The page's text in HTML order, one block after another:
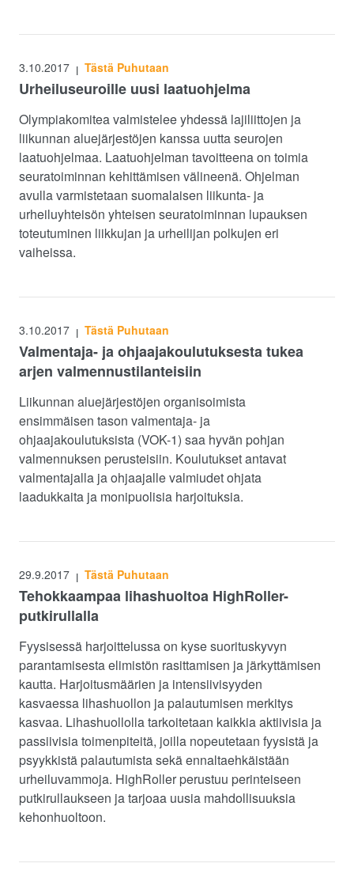
3.10.2017 | Tästä Puhutaan
Urheiluseuroille uusi laatuohjelma
Olympiakomitea valmistelee yhdessä lajiliittojen ja
liikunnan aluejärjestöjen kanssa uutta seurojen
laatuohjelmaa. Laatuohjelman tavoitteena on toimia
seuratoiminnan kehittämisen välineenä. Ohjelman
avulla varmistetaan suomalaisen liikunta- ja
urheiluyhteisön yhteisen seuratoiminnan lupauksen
toteutuminen liikkujan ja urheilijan polkujen eri
vaiheissa.
3.10.2017 | Tästä Puhutaan
Valmentaja- ja ohjaajakoulutuksesta tukea
arjen valmennustilanteisiin
Liikunnan aluejärjestöjen organisoimista
ensimmäisen tason valmentaja- ja
ohjaajakoulutuksista (VOK-1) saa hyvän pohjan
valmennuksen perusteisiin. Koulutukset antavat
valmentajalla ja ohjaajalle valmiudet ohjata
laadukkaita ja monipuolisia harjoituksia.
29.9.2017 | Tästä Puhutaan
Tehokkaampaa lihashuoltoa HighRoller-
putkirullalla
Fyysisessä harjoittelussa on kyse suorituskyvyn
parantamisesta elimistön rasittamisen ja järkyttämisen
kautta. Harjoitusmäärien ja intensiivisyyden
kasvaessa lihashuollon ja palautumisen merkitys
kasvaa. Lihashuollolla tarkoitetaan kaikkia aktiivisia ja
passiivisia toimenpiteitä, joilla nopeutetaan fyysistä ja
psyykkistä palautumista sekä ennaltaehkäistään
urheiluvammoja. HighRoller perustuu perinteiseen
putkirullaukseen ja tarjoaa uusia mahdollisuuksia
kehonhuoltoon.